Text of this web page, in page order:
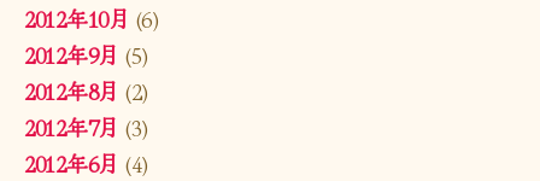
2012年10月 (6)
2012年9月 (5)
2012年8月 (2)
2012年7月 (3)
2012年6月 (4)